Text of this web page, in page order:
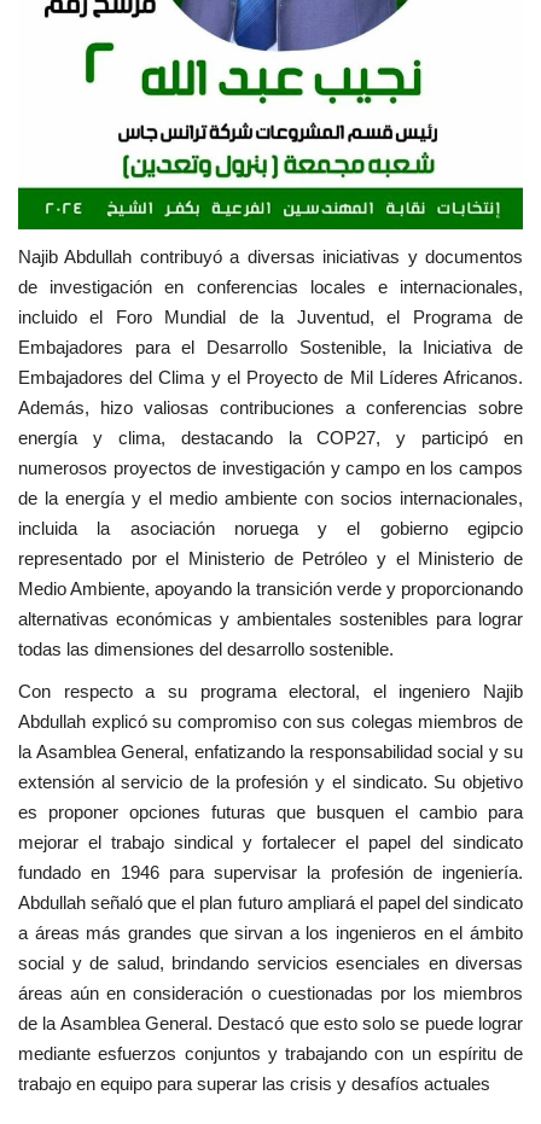
Najib Abdullah contribuyó a diversas iniciativas y documentos
de investigación en conferencias locales e internacionales,
incluido el Foro Mundial de la Juventud, el Programa de
Embajadores para el Desarrollo Sostenible, la Iniciativa de
Embajadores del Clima y el Proyecto de Mil Líderes Africanos.
Además, hizo valiosas contribuciones a conferencias sobre
energía y clima, destacando la COP27, y participó en
numerosos proyectos de investigación y campo en los campos
de la energía y el medio ambiente con socios internacionales,
incluida la asociación noruega y el gobierno egipcio
representado por el Ministerio de Petróleo y el Ministerio de
Medio Ambiente, apoyando la transición verde y proporcionando
alternativas económicas y ambientales sostenibles para lograr
todas las dimensiones del desarrollo sostenible.
Con respecto a su programa electoral, el ingeniero Najib
Abdullah explicó su compromiso con sus colegas miembros de
la Asamblea General, enfatizando la responsabilidad social y su
extensión al servicio de la profesión y el sindicato. Su objetivo
es proponer opciones futuras que busquen el cambio para
mejorar el trabajo sindical y fortalecer el papel del sindicato
fundado en 1946 para supervisar la profesión de ingeniería.
Abdullah señaló que el plan futuro ampliará el papel del sindicato
a áreas más grandes que sirvan a los ingenieros en el ámbito
social y de salud, brindando servicios esenciales en diversas
áreas aún en consideración o cuestionadas por los miembros
de la Asamblea General. Destacó que esto solo se puede lograr
mediante esfuerzos conjuntos y trabajando con un espíritu de
trabajo en equipo para superar las crisis y desafíos actuales